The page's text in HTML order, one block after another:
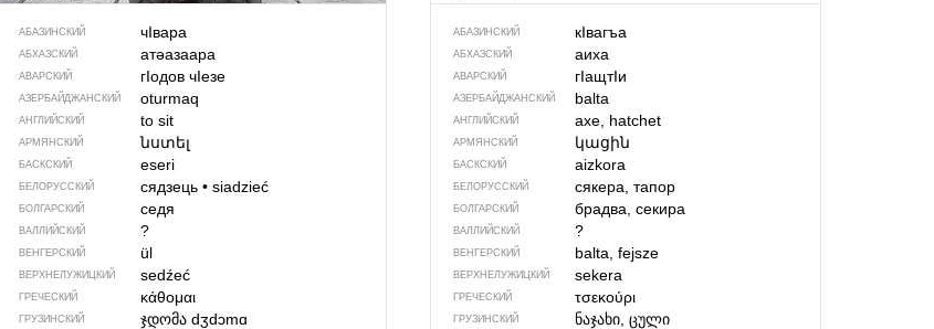
АБАЗИНСКИЙ чIвара
АБХАЗСКИЙ атәазаара
АВАРСКИЙ гIодов чIезе
АЗЕРБАЙДЖАН­СКИЙ oturmaq
АНГЛИЙСКИЙ to sit
АРМЯНСКИЙ նստել
БАСКСКИЙ eseri
БЕЛОРУССКИЙ сядзець • siadzieć
БОЛГАРСКИЙ седя
ВАЛЛИЙСКИЙ ?
ВЕНГЕРСКИЙ ül
ВЕРХНЕЛУЖИЦКИЙ sedźeć
ГРЕЧЕСКИЙ κάθομαι
ГРУЗИНСКИЙ ჯდომა dʒdɔmɑ
АБАЗИНСКИЙ кIвагъа
АБХАЗСКИЙ аиха
АВАРСКИЙ гIащтIи
АЗЕРБАЙДЖАН­СКИЙ balta
АНГЛИЙСКИЙ axe, hatchet
АРМЯНСКИЙ կացին
БАСКСКИЙ aizkora
БЕЛОРУССКИЙ сякера, тапор
БОЛГАРСКИЙ брадва, секира
ВАЛЛИЙСКИЙ ?
ВЕНГЕРСКИЙ balta, fejsze
ВЕРХНЕЛУЖИЦКИЙ sekera
ГРЕЧЕСКИЙ τσεκούρι
ГРУЗИНСКИЙ ნაჯახი, ცული